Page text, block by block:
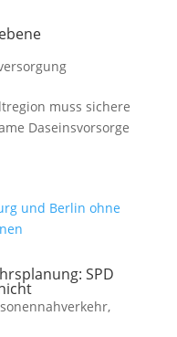
muss sichere
Daseinsvorsorge
SPD
,